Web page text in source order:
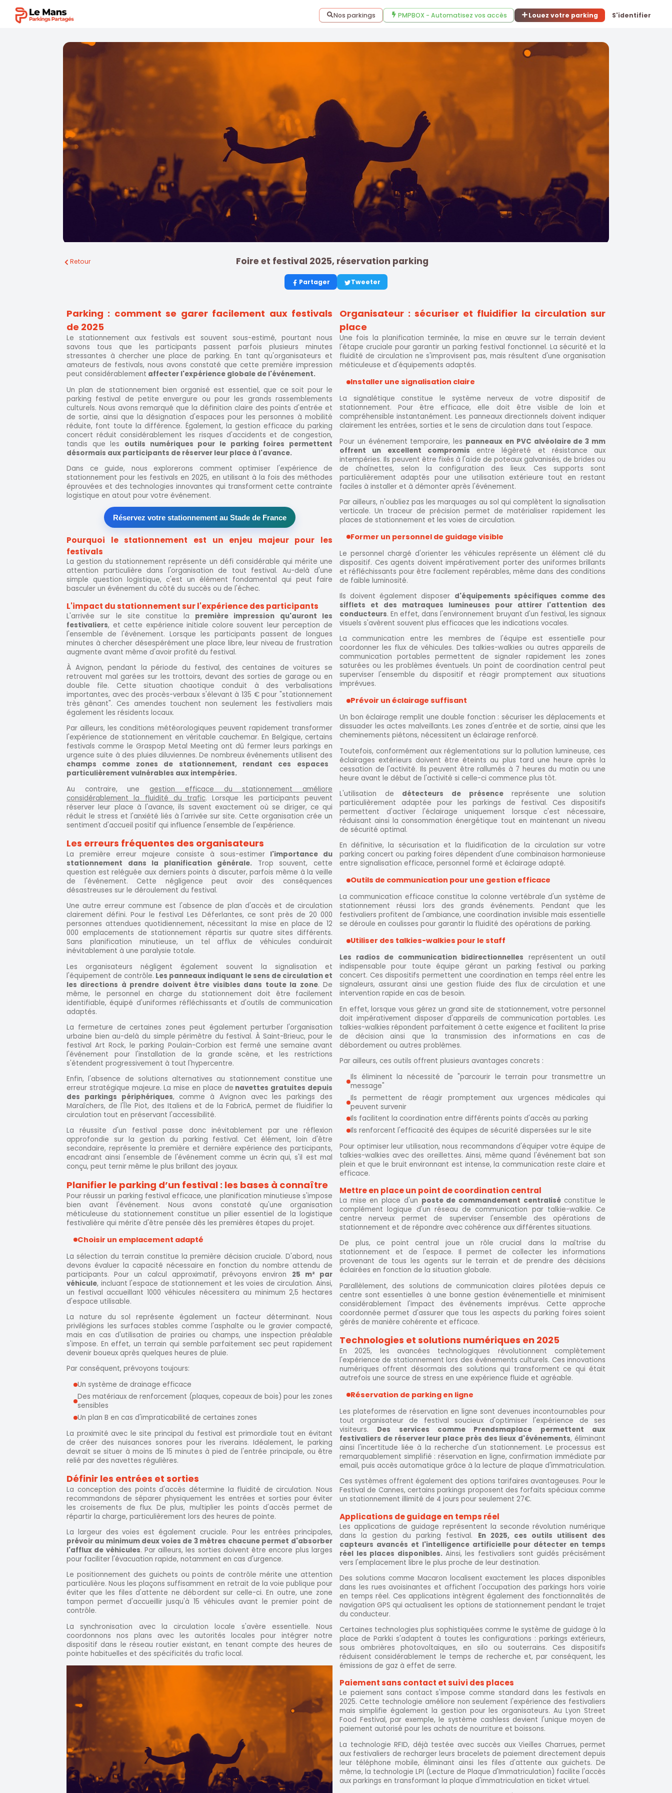
Nos parkings PMPBOX - Automatisez vos accès Louez votre parking S'identifier
Retour Foire et festival 2025, réservation parking
Partager Tweeter
Parking : comment se garer facilement aux festivals
de 2025
Le stationnement aux festivals est souvent sous-estimé, pourtant nous
savons tous que les participants passent parfois plusieurs minutes
stressantes à chercher une place de parking. En tant qu'organisateurs et
amateurs de festivals, nous avons constaté que cette première impression
peut considérablement affecter l'expérience globale de l'événement.
Un plan de stationnement bien organisé est essentiel, que ce soit pour le
parking festival de petite envergure ou pour les grands rassemblements
culturels. Nous avons remarqué que la définition claire des points d'entrée et
de sortie, ainsi que la désignation d'espaces pour les personnes à mobilité
réduite, font toute la différence. Également, la gestion efficace du parking
concert réduit considérablement les risques d'accidents et de congestion,
tandis que les outils numériques pour le parking foires permettent
désormais aux participants de réserver leur place à l'avance.
Dans ce guide, nous explorerons comment optimiser l'expérience de
stationnement pour les festivals en 2025, en utilisant à la fois des méthodes
éprouvées et des technologies innovantes qui transforment cette contrainte
logistique en atout pour votre événement.
Réservez votre stationnement au Stade de France
Pourquoi le stationnement est un enjeu majeur pour les
festivals
La gestion du stationnement représente un défi considérable qui mérite une
attention particulière dans l'organisation de tout festival. Au-delà d'une
simple question logistique, c'est un élément fondamental qui peut faire
basculer un événement du côté du succès ou de l'échec.
L'impact du stationnement sur l'expérience des participants
L'arrivée sur le site constitue la première impression qu'auront les
festivaliers, et cette expérience initiale colore souvent leur perception de
l'ensemble de l'événement. Lorsque les participants passent de longues
minutes à chercher désespérément une place libre, leur niveau de frustration
augmente avant même d'avoir profité du festival.
À Avignon, pendant la période du festival, des centaines de voitures se
retrouvent mal garées sur les trottoirs, devant des sorties de garage ou en
double file. Cette situation chaotique conduit à des verbalisations
importantes, avec des procès-verbaux s'élevant à 135 € pour "stationnement
très gênant". Ces amendes touchent non seulement les festivaliers mais
également les résidents locaux.
Par ailleurs, les conditions météorologiques peuvent rapidement transformer
l'expérience de stationnement en véritable cauchemar. En Belgique, certains
festivals comme le Graspop Metal Meeting ont dû fermer leurs parkings en
urgence suite à des pluies diluviennes. De nombreux événements utilisent des
champs comme zones de stationnement, rendant ces espaces
particulièrement vulnérables aux intempéries.
Au contraire, une gestion efficace du stationnement améliore
considérablement la fluidité du trafic. Lorsque les participants peuvent
réserver leur place à l'avance, ils savent exactement où se diriger, ce qui
réduit le stress et l'anxiété liés à l'arrivée sur site. Cette organisation crée un
sentiment d'accueil positif qui influence l'ensemble de l'expérience.
Les erreurs fréquentes des organisateurs
La première erreur majeure consiste à sous-estimerl'importance du
stationnement dans la planification générale. Trop souvent, cette
question est reléguée aux derniers points à discuter, parfois même à la veille
de l'événement. Cette négligence peut avoir des conséquences
désastreuses sur le déroulement du festival.
Une autre erreur commune est l'absence de plan d'accès et de circulation
clairement défini. Pour le festival Les Déferlantes, ce sont près de 20 000
personnes attendues quotidiennement, nécessitant la mise en place de 12
000 emplacements de stationnement répartis sur quatre sites différents.
Sans planification minutieuse, un tel afflux de véhicules conduirait
inévitablement à une paralysie totale.
Les organisateurs négligent également souvent la signalisation et
l'équipement de contrôle. Les panneaux indiquant le sens de circulation et
les directions à prendre doivent être visibles dans toute la zone. De
même, le personnel en charge du stationnement doit être facilement
identifiable, équipé d'uniformes réfléchissants et d'outils de communication
adaptés.
La fermeture de certaines zones peut également perturber l'organisation
urbaine bien au-delà du simple périmètre du festival. À Saint-Brieuc, pour le
festival Art Rock, le parking Poulain-Corbion est fermé une semaine avant
l'événement pour l'installation de la grande scène, et les restrictions
s'étendent progressivement à tout l'hypercentre.
Enfin, l'absence de solutions alternatives au stationnement constitue une
erreur stratégique majeure. La mise en place de navettes gratuites depuis
des parkings périphériques, comme à Avignon avec les parkings des
Maraîchers, de l'Île Piot, des Italiens et de la FabricA, permet de fluidifier la
circulation tout en préservant l'accessibilité.
La réussite d'un festival passe donc inévitablement par une réflexion
approfondie sur la gestion du parking festival. Cet élément, loin d'être
secondaire, représente la première et dernière expérience des participants,
encadrant ainsi l'ensemble de l'événement comme un écrin qui, s'il est mal
conçu, peut ternir même le plus brillant des joyaux.
Planifier le parking d’un festival : les bases à connaître
Pour réussir un parking festival efficace, une planification minutieuse s'impose
bien avant l'événement. Nous avons constaté qu'une organisation
méticuleuse du stationnement constitue un pilier essentiel de la logistique
festivalière qui mérite d'être pensée dès les premières étapes du projet.
Choisir un emplacement adapté
La sélection du terrain constitue la première décision cruciale. D'abord, nous
devons évaluer la capacité nécessaire en fonction du nombre attendu de
participants. Pour un calcul approximatif, prévoyons environ 25 m² par
véhicule, incluant l'espace de stationnement et les voies de circulation. Ainsi,
un festival accueillant 1000 véhicules nécessitera au minimum 2,5 hectares
d'espace utilisable.
La nature du sol représente également un facteur déterminant. Nous
privilégions les surfaces stables comme l'asphalte ou le gravier compacté,
mais en cas d'utilisation de prairies ou champs, une inspection préalable
s'impose. En effet, un terrain qui semble parfaitement sec peut rapidement
devenir boueux après quelques heures de pluie.
Par conséquent, prévoyons toujours:
Un système de drainage efficace
Des matériaux de renforcement (plaques, copeaux de bois) pour les zones
sensibles
Un plan B en cas d'impraticabilité de certaines zones
La proximité avec le site principal du festival est primordiale tout en évitant
de créer des nuisances sonores pour les riverains. Idéalement, le parking
devrait se situer à moins de 15 minutes à pied de l'entrée principale, ou être
relié par des navettes régulières.
Définir les entrées et sorties
La conception des points d'accès détermine la fluidité de circulation. Nous
recommandons de séparer physiquement les entrées et sorties pour éviter
les croisements de flux. De plus, multiplier les points d'accès permet de
répartir la charge, particulièrement lors des heures de pointe.
La largeur des voies est également cruciale. Pour les entrées principales,
prévoir au minimum deux voies de 3 mètres chacune permet d'absorber
l'afflux de véhicules. Par ailleurs, les sorties doivent être encore plus larges
pour faciliter l'évacuation rapide, notamment en cas d'urgence.
Le positionnement des guichets ou points de contrôle mérite une attention
particulière. Nous les plaçons suffisamment en retrait de la voie publique pour
éviter que les files d'attente ne débordent sur celle-ci. En outre, une zone
tampon permet d'accueillir jusqu'à 15 véhicules avant le premier point de
contrôle.
La synchronisation avec la circulation locale s'avère essentielle. Nous
coordonnons nos plans avec les autorités locales pour intégrer notre
dispositif dans le réseau routier existant, en tenant compte des heures de
pointe habituelles et des spécificités du trafic local.
Organisateur : sécuriser et fluidifier la circulation sur
place
Une fois la planification terminée, la mise en œuvre sur le terrain devient
l'étape cruciale pour garantir un parking festival fonctionnel. La sécurité et la
fluidité de circulation ne s'improvisent pas, mais résultent d'une organisation
méticuleuse et d'équipements adaptés.
Installer une signalisation claire
La signalétique constitue le système nerveux de votre dispositif de
stationnement. Pour être efficace, elle doit être visible de loin et
compréhensible instantanément. Les panneaux directionnels doivent indiquer
clairement les entrées, sorties et le sens de circulation dans tout l'espace.
Pour un événement temporaire, les panneaux en PVC alvéolaire de 3 mm
offrent un excellent compromis entre légèreté et résistance aux
intempéries. Ils peuvent être fixés à l'aide de poteaux galvanisés, de brides ou
de chaînettes, selon la configuration des lieux. Ces supports sont
particulièrement adaptés pour une utilisation extérieure tout en restant
faciles à installer et à démonter après l'événement.
Par ailleurs, n'oubliez pas les marquages au sol qui complètent la signalisation
verticale. Un traceur de précision permet de matérialiser rapidement les
places de stationnement et les voies de circulation.
Former un personnel de guidage visible
Le personnel chargé d'orienter les véhicules représente un élément clé du
dispositif. Ces agents doivent impérativement porter des uniformes brillants
et réfléchissants pour être facilement repérables, même dans des conditions
de faible luminosité.
Ils doivent également disposer d'équipements spécifiques comme des
sifflets et des matraques lumineuses pour attirer l'attention des
conducteurs. En effet, dans l'environnement bruyant d'un festival, les signaux
visuels s'avèrent souvent plus efficaces que les indications vocales.
La communication entre les membres de l'équipe est essentielle pour
coordonner les flux de véhicules. Des talkies-walkies ou autres appareils de
communication portables permettent de signaler rapidement les zones
saturées ou les problèmes éventuels. Un point de coordination central peut
superviser l'ensemble du dispositif et réagir promptement aux situations
imprévues.
Prévoir un éclairage suffisant
Un bon éclairage remplit une double fonction : sécuriser les déplacements et
dissuader les actes malveillants. Les zones d'entrée et de sortie, ainsi que les
cheminements piétons, nécessitent un éclairage renforcé.
Toutefois, conformément aux réglementations sur la pollution lumineuse, ces
éclairages extérieurs doivent être éteints au plus tard une heure après la
cessation de l'activité. Ils peuvent être rallumés à 7 heures du matin ou une
heure avant le début de l'activité si celle-ci commence plus tôt.
L'utilisation de détecteurs de présence représente une solution
particulièrement adaptée pour les parkings de festival. Ces dispositifs
permettent d'activer l'éclairage uniquement lorsque c'est nécessaire,
réduisant ainsi la consommation énergétique tout en maintenant un niveau
de sécurité optimal.
En définitive, la sécurisation et la fluidification de la circulation sur votre
parking concert ou parking foires dépendent d'une combinaison harmonieuse
entre signalisation efficace, personnel formé et éclairage adapté.
Outils de communication pour une gestion efficace
La communication efficace constitue la colonne vertébrale d'un système de
stationnement réussi lors des grands événements. Pendant que les
festivaliers profitent de l'ambiance, une coordination invisible mais essentielle
se déroule en coulisses pour garantir la fluidité des opérations de parking.
Utiliser des talkies-walkies pour le staff
Les radios de communication bidirectionnelles représentent un outil
indispensable pour toute équipe gérant un parking festival ou parking
concert. Ces dispositifs permettent une coordination en temps réel entre les
signaleurs, assurant ainsi une gestion fluide des flux de circulation et une
intervention rapide en cas de besoin.
En effet, lorsque vous gérez un grand site de stationnement, votre personnel
doit impérativement disposer d'appareils de communication portables. Les
talkies-walkies répondent parfaitement à cette exigence et facilitent la prise
de décision ainsi que la transmission des informations en cas de
débordement ou autres problèmes.
Par ailleurs, ces outils offrent plusieurs avantages concrets :
Ils éliminent la nécessité de "parcourir le terrain pour transmettre un
message"
Ils permettent de réagir promptement aux urgences médicales qui
peuvent survenir
Ils facilitent la coordination entre différents points d'accès au parking
Ils renforcent l'efficacité des équipes de sécurité dispersées sur le site
Pour optimiser leur utilisation, nous recommandons d'équiper votre équipe de
talkies-walkies avec des oreillettes. Ainsi, même quand l'événement bat son
plein et que le bruit environnant est intense, la communication reste claire et
efficace.
Mettre en place un point de coordination central
La mise en place d'un poste de commandement centraliséconstitue le
complément logique d'un réseau de communication par talkie-walkie. Ce
centre nerveux permet de superviser l'ensemble des opérations de
stationnement et de répondre avec cohérence aux différentes situations.
De plus, ce point central joue un rôle crucial dans la maîtrise du
stationnement et de l'espace. Il permet de collecter les informations
provenant de tous les agents sur le terrain et de prendre des décisions
éclairées en fonction de la situation globale.
Parallèlement, des solutions de communication claires pilotées depuis ce
centre sont essentielles à une bonne gestion événementielle et minimisent
considérablement l'impact des événements imprévus. Cette approche
coordonnée permet d'assurer que tous les aspects du parking foires soient
gérés de manière cohérente et efficace.
Technologies et solutions numériques en 2025
En 2025, les avancées technologiques révolutionnent complètement
l'expérience de stationnement lors des événements culturels. Ces innovations
numériques offrent désormais des solutions qui transforment ce qui était
autrefois une source de stress en une expérience fluide et agréable.
Réservation de parking en ligne
Les plateformes de réservation en ligne sont devenues incontournables pour
tout organisateur de festival soucieux d'optimiser l'expérience de ses
visiteurs. Des services comme Prendsmaplace permettent aux
festivaliers de réserver leur place près des lieux d'événements, éliminant
ainsi l'incertitude liée à la recherche d'un stationnement. Le processus est
remarquablement simplifié : réservation en ligne, confirmation immédiate par
email, puis accès automatique grâce à la lecture de plaque d'immatriculation.
Ces systèmes offrent également des options tarifaires avantageuses. Pour le
Festival de Cannes, certains parkings proposent des forfaits spéciaux comme
un stationnement illimité de 4 jours pour seulement 27€.
Applications de guidage en temps réel
Les applications de guidage représentent la seconde révolution numérique
dans la gestion du parking festival. En 2025, ces outils utilisent des
capteurs avancés et l'intelligence artificielle pour détecter en temps
réel les places disponibles. Ainsi, les festivaliers sont guidés précisément
vers l'emplacement libre le plus proche de leur destination.
Des solutions comme Macaron localisent exactement les places disponibles
dans les rues avoisinantes et affichent l'occupation des parkings hors voirie
en temps réel. Ces applications intègrent également des fonctionnalités de
navigation GPS qui actualisent les options de stationnement pendant le trajet
du conducteur.
Certaines technologies plus sophistiquées comme le système de guidage à la
place de Parkki s'adaptent à toutes les configurations : parkings extérieurs,
sous ombrières photovoltaïques, en silo ou souterrains. Ces dispositifs
réduisent considérablement le temps de recherche et, par conséquent, les
émissions de gaz à effet de serre.
Paiement sans contact et suivi des places
Le paiement sans contact s'impose comme standard dans les festivals en
2025. Cette technologie améliore non seulement l'expérience des festivaliers
mais simplifie également la gestion pour les organisateurs. Au Lyon Street
Food Festival, par exemple, le système cashless devient l'unique moyen de
paiement autorisé pour les achats de nourriture et boissons.
La technologie RFID, déjà testée avec succès aux Vieilles Charrues, permet
aux festivaliers de recharger leurs bracelets de paiement directement depuis
leur téléphone mobile, éliminant ainsi les files d'attente aux guichets. De
même, la technologie LPI (Lecture de Plaque d'Immatriculation) facilite l'accès
aux parkings en transformant la plaque d'immatriculation en ticket virtuel.